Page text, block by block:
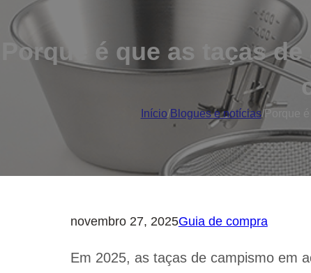
Porque é que as taças
Início/Blogues e notícias/Porque
novembro 27, 2025Guia de compra
Em 2025, as taças de campismo em